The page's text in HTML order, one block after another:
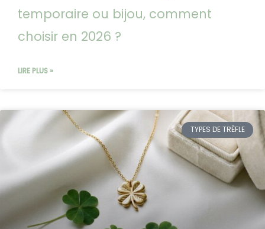
temporaire ou bijou, comment
choisir en 2026 ?
LIRE PLUS »
TYPES DE TRÈFLE